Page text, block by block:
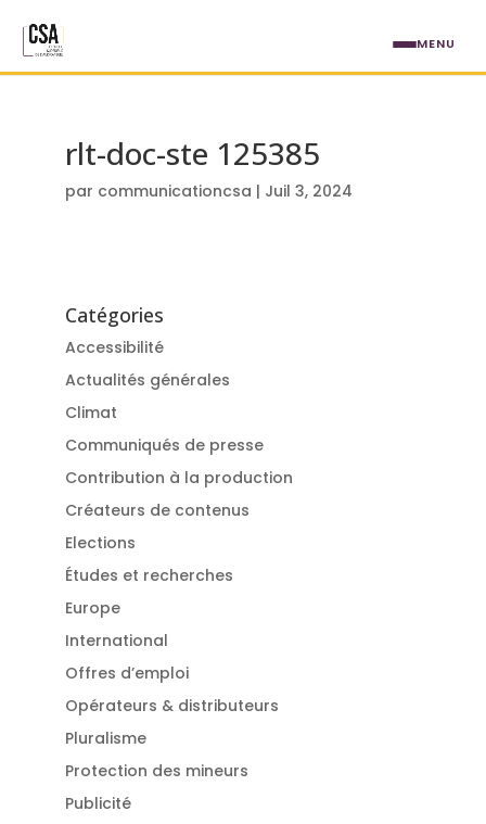
rlt-doc-ste 125385
par communicationcsa | Juil 3, 2024
Catégories
Accessibilité
Actualités générales
Climat
Communiqués de presse
Contribution à la production
Créateurs de contenus
Elections
Études et recherches
Europe
International
Offres d’emploi
Opérateurs & distributeurs
Pluralisme
Protection des mineurs
Publicité
MENU